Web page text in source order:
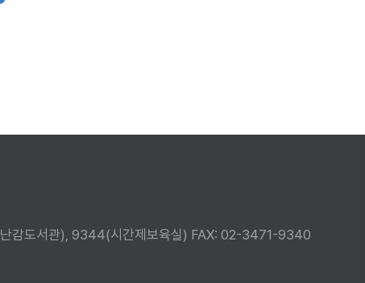
감도서관), 9344(시간제보육실) FAX: 02-3471-9340